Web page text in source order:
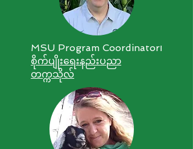
MSU Program Coordinator၊
စိုက်ပျိုးရေးနည်းပညာ
တက္ကသိုလ်